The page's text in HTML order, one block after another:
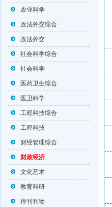
农业科学
政法外交综合
政法外交
社会科学综合
社会科学
医药卫生综合
医卫科学
工程科技综合
工程科技
财经管理综合
财政经济
文化艺术
教育科研
停刊刊物